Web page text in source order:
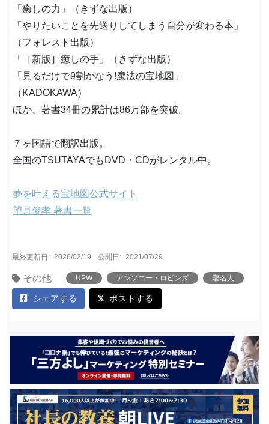
「癒しの力」（きずな出版）
「やりたいことを先送りしてしまう自分が変わる本」
（フォレスト出版）
「［新版］癒しの手」（きずな出版）
「見るだけで9割かなう!魔法の宝地図」
（KADOKAWA）
ほか、著書34冊の累計は86万部を突破。
７ヶ国語で翻訳出版。
全国のTSUTAYAでもDVD・CDがレンタル中。
夢を叶える宝地図公式サイト
望月俊孝 著書一覧
最終更新日: 2026/02/19 公開日: 2021/07/29
その他 UPW アンソニー・ロビンズ 著名人
シェアする ポストする